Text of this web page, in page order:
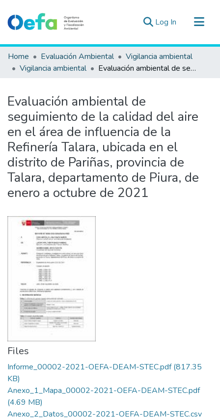
Log In (current)
Communities & Collections
All of DSpace
Estad. Externas
Guias ▾
Home Evaluación Ambiental
Vigilancia ambiental
Vigilancia ambiental
Evaluación ambiental de seguimiento de la calidad del aire en el área de influencia de la Refinería Talara, ubicada en el distrito de Pariñas, provincia de Talara, departamento de Piura, de enero a octubre de 2021
Evaluación ambiental de
seguimiento de la calidad del aire
en el área de influencia de la
Refinería Talara, ubicada en el
distrito de Pariñas, provincia de
Talara, departamento de Piura, de
enero a octubre de 2021
Files
Informe_00002-2021-OEFA-DEAM-STEC.pdf(817.35
KB)
Anexo_1_Mapa_00002-2021-OEFA-DEAM-STEC.pdf
(4.69 MB)
Anexo_2_Datos_00002-2021-OEFA-DEAM-STEC.csv